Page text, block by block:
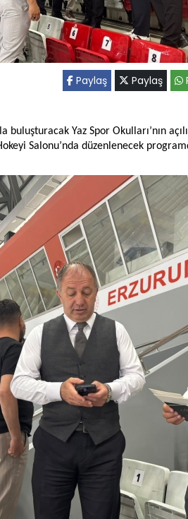
Paylaş Paylaş
buluşturacak Yaz Spor Okulları’nın
Salonu’nda düzenlenecek